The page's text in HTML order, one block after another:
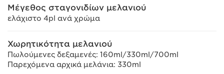
Μέγεθος σταγονιδίων μελανιού
ελάχιστο 4pl ανά χρώμα
Χωρητικότητα μελανιού
Πωλούμενες δεξαμενές: 160ml/330ml/700ml
Παρεχόμενα αρχικά μελάνια: 330ml